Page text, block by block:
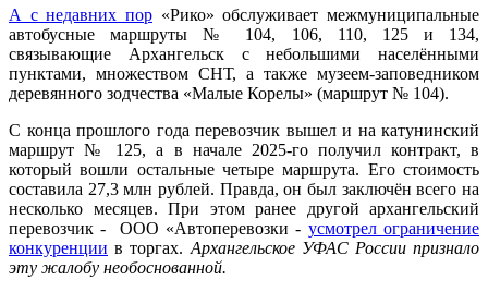
А с недавних пор «Рико» обслуживает межмуниципальные
автобусные маршруты № 104, 106, 110, 125 и 134,
связывающие Архангельск с небольшими населёнными
пунктами, множеством СНТ, а также музеем-заповедником
деревянного зодчества «Малые Корелы» (маршрут № 104).
С конца прошлого года перевозчик вышел и на катунинский
маршрут № 125, а в начале 2025-го получил контракт, в
который вошли остальные четыре маршрута. Его стоимость
составила 27,3 млн рублей. Правда, он был заключён всего на
несколько месяцев. При этом ранее другой архангельский
перевозчик - ООО «Автоперевозки - усмотрел ограничение
конкуренции в торгах. Архангельское УФАС России признало
эту жалобу необоснованной.